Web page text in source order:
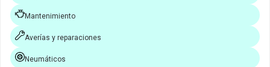
Mantenimiento
Averías y reparaciones
Neumáticos